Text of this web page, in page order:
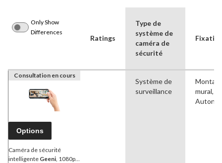
Only Show
Differences
Ratings
Type de
système de
caméra de
sécurité
Consultation en cours
Options
Caméra de sécurité
intelligente Geeni , 1080p,
Système de
surveillance
mural,